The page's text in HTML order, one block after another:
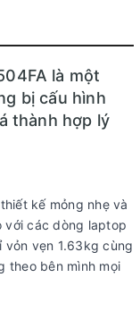
là một
bị cấu hình
thành hợp lý
kế mỏng nhẹ và
với các dòng laptop
vẹn 1.63kg cùng
theo bên mình mọi